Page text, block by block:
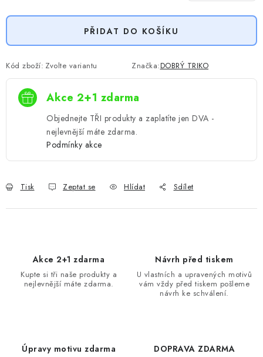
PŘIDAT DO KOŠÍKU
Kód zboží: Zvolte variantu Značka:DOBRÝ TRIKO
Akce 2+1 zdarma
Objednejte TŘI produkty a zaplatíte jen DVA -
nejlevnější máte zdarma.
Podmínky akce
Tisk Zeptat se Hlídat Sdílet
Akce 2+1 zdarma
Kupte si tři naše produkty a
nejlevnější máte zdarma.
Návrh před tiskem
U vlastních a upravených motivů
vám vždy před tiskem pošleme
návrh ke schválení.
Úpravy motivu zdarma DOPRAVA ZDARMA